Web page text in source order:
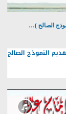
الصالح )…
النموذج الصالح